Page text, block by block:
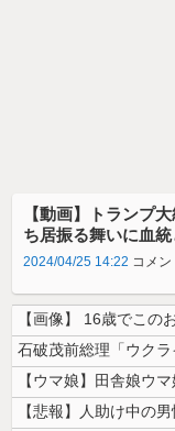
【動画】トランプ
ち居振る舞いに血
2024/04/25 14:22 コメ
【ウマ娘】田舎娘ウ